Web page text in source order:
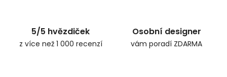
5/5 hvězdiček
z více než 1 000 recenzí
Osobní designer
vám poradí ZDARMA